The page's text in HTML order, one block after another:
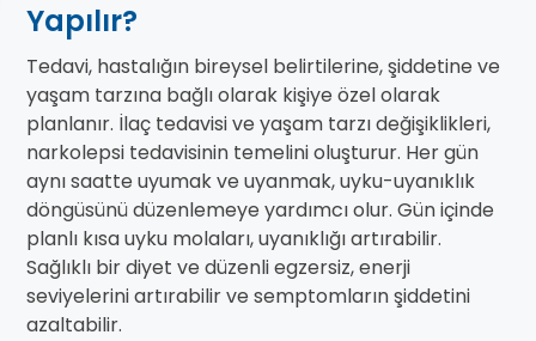
Yapılır?
Tedavi, hastalığın bireysel belirtilerine, şiddetine ve
yaşam tarzına bağlı olarak kişiye özel olarak
planlanır. İlaç tedavisi ve yaşam tarzı değişiklikleri,
narkolepsi tedavisinin temelini oluşturur. Her gün
aynı saatte uyumak ve uyanmak, uyku-uyanıklık
döngüsünü düzenlemeye yardımcı olur. Gün içinde
planlı kısa uyku molaları, uyanıklığı artırabilir.
Sağlıklı bir diyet ve düzenli egzersiz, enerji
seviyelerini artırabilir ve semptomların şiddetini
azaltabilir.